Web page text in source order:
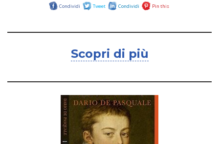
Condividi Tweet Condividi Pin this
Scopri di più